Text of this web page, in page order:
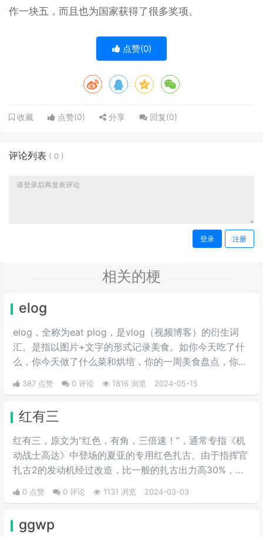
作一块五，而且也为国家获得了很多奖项。
点赞(0)
收藏 点赞(0) 分享 回复(0)
评论列表 ( 0 )
登录 注册
相关的梗
elog
elog，全称为eat plog，是vlog（视频博客）的衍生词
汇。是指以图片+文字的形式记录美食。如你今天吃了什
么，你今天做了什么菜和烘培，你的一周美食盘点，你的
奶茶盘点，都值得记录。
387 点赞 0 评论 1816 浏览 2024-05-15
红有三
红有三，原文为“红色，有角，三倍速！”，通常专指《机
动战士高达》中登场的夏亚的专用红色扎古。由于指挥官
扎古2的发动机经过改造，比一般的扎古出力高30%，在
三倍速也被看作是夏亚登场的象征。
0 点赞 0 评论 1131 浏览 2024-03-03
ggwp